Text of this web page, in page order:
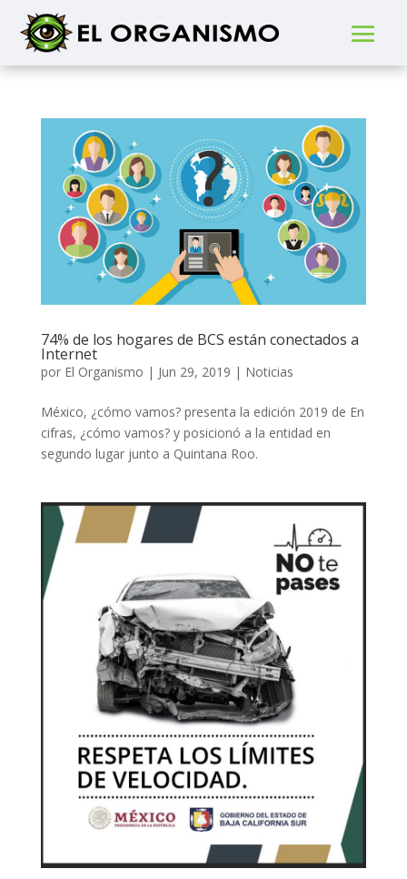
74% de los hogares de BCS están conectados a
Internet
por El Organismo | Jun 29, 2019 | Noticias
México, ¿cómo vamos? presenta la edición 2019 de En
cifras, ¿cómo vamos? y posicionó a la entidad en
segundo lugar junto a Quintana Roo.